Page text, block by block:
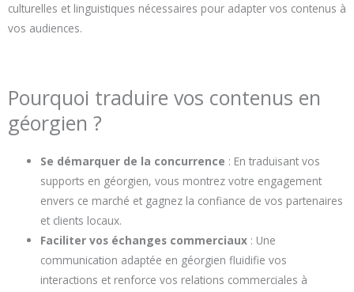
culturelles et linguistiques nécessaires pour adapter vos contenus à
vos audiences.
Pourquoi traduire vos contenus en
géorgien ?
Se démarquer de la concurrence : En traduisant vos
supports en géorgien, vous montrez votre engagement
envers ce marché et gagnez la confiance de vos partenaires
et clients locaux.
Faciliter vos échanges commerciaux : Une
communication adaptée en géorgien fluidifie vos
interactions et renforce vos relations commerciales à